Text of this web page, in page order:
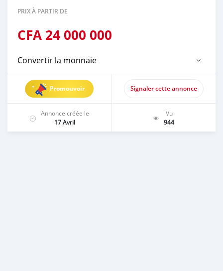
PRIX À PARTIR DE
CFA 24 000 000
Convertir la monnaie
Promouvoir Signaler cette annonce
Annonce créée le
17 Avril
Vu
944